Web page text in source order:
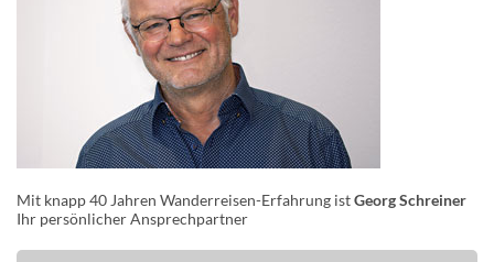
Mit knapp 40 Jahren Wanderreisen-Erfahrung istGeorg Schreiner
Ihr persönlicher Ansprechpartner